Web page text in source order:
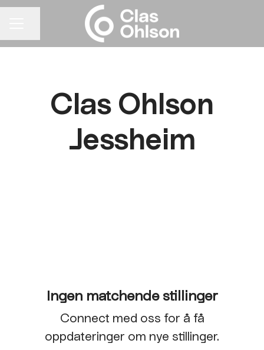
Clas Ohlson
Jessheim
Ingen matchende stillinger
Connect med oss for å få
oppdateringer om nye stillinger.